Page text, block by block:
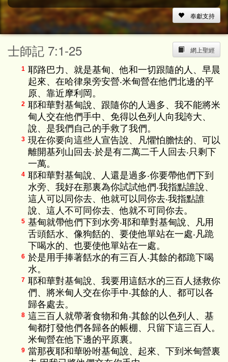
15s
15s奉獻支持
網上聖經
士師記 7:1-25
1 耶路巴力、就是基甸、他和一切跟隨的人、早晨
起來、在哈律泉旁安營‧米甸營在他們北邊的平
原、靠近摩利岡。
2 耶和華對基甸說、跟隨你的人過多、我不能將米
甸人交在他們手中、免得以色列人向我誇大、
說、是我們自己的手救了我們。
3 現在你要向這些人宣告說、凡懼怕膽怯的、可以
離開基列山回去‧於是有二萬二千人回去‧只剩下
一萬。
4 耶和華對基甸說、人還是過多‧你要帶他們下到
水旁、我好在那裏為你試試他們‧我指點誰說、
這人可以同你去、他就可以同你去‧我指點誰
說、這人不可同你去、他就不可同你去。
5 基甸就帶他們下到水旁‧耶和華對基甸說、凡用
舌頭餂水、像狗餂的、要使他單站在一處‧凡跪
下喝水的、也要使他單站在一處。
6 於是用手捧著餂水的有三百人‧其餘的都跪下喝
水。
7 耶和華對基甸說、我要用這餂水的三百人拯救你
們、將米甸人交在你手中‧其餘的人、都可以各
歸各處去。
8 這三百人就帶著食物和角‧其餘的以色列人、基
甸都打發他們各歸各的帳棚、只留下這三百人。
米甸營在他下邊的平原裏。
9 當那夜耶和華吩咐基甸說、起來、下到米甸營裏